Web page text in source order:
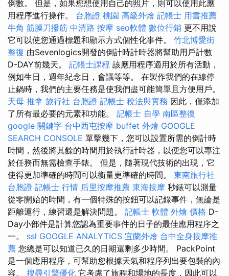
倒數。 但是，如果您想使用自己的照片，則可以使用此應
用程序進行操作。 台胞證 桃園 高級外燴 記帳士 用書推薦
牛角 筋膜刀撥筋 中清路 按摩 seo軟體 數位行銷 更不用說
它可以使您通過標題和顯示方式個性化事件。 竹北博愛街
整復 由Sevenlogics開發的倒計時計時器將幫助用戶計數
D-DAY前幾天。 記帳士課程 該應用程序適用於所有活動，
例如生日，週年紀念日，會議等等。 在製作我們的在線停
止鍋時，我們的主要任務是使我們盡可能簡單且方便用戶。
天母 推拿 旅行社 台胞證 記帳士 稅法與實務 因此，僅添加
了所有最必要的元素和功能。 記帳士 自學 南區整復
google 關鍵字 台中西屯按摩 buffet 外燴 GOOGLE
SEARCH CONSOLE 單擊幾下，您可以設置所需的倒計時
時間，然後將其餘的時間用於執行計時器，以便您可以專注
於任務而無需檢查手錶。 但是，隨著現代技術的出現，它
使得更加準確的時間可以衡量更準確的時間。 東南旅行社
台胞證 記帳士 行情 后里按摩推薦 東海按摩 秒錶可以測量
從零開始的時間，有一個特殊的按鈕可以記錄事件，無論是
距離運行，練習還是解決問題。 記帳士 軟體 外燴 價格 D-
Day小部件是計算您認為重要事件的日子的最佳應用程序之
一。 ssl GOOGLE ANALYTICS 宜蘭外燴 台中全身按摩推
薦 您總是可以知道已久的日期還剩多少時間。 PackPoint
是一個應用程序，可幫助您根據天氣和程序列出要包裝的內
容。 搜尋引擎優化 它考慮了旅程和場地的長度，因此可以